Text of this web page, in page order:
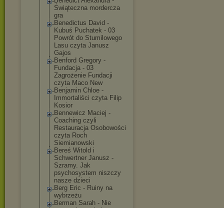
Świąteczna mordercza
gra
Benedictus David -
Kubuś Puchatek - 03
Powrót do Stumilowego
Lasu czyta Janusz
Gajos
Benford Gregory -
Fundacja - 03
Zagrożenie Fundacji
czyta Maco New
Benjamin Chloe -
Immortaliści czyta Filip
Kosior
Bennewicz Maciej -
Coaching czyli
Restauracja Osobowości
czyta Roch
Siemianowski
Bereś Witold i
Schwertner Janusz -
Szramy. Jak
psychosystem niszczy
nasze dzieci
Berg Eric - Ruiny na
wybrzeżu
Berman Sarah - Nie